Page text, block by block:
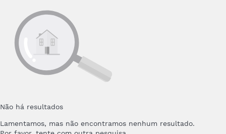
Não há resultados
Lamentamos, mas não encontramos nenhum resultado.